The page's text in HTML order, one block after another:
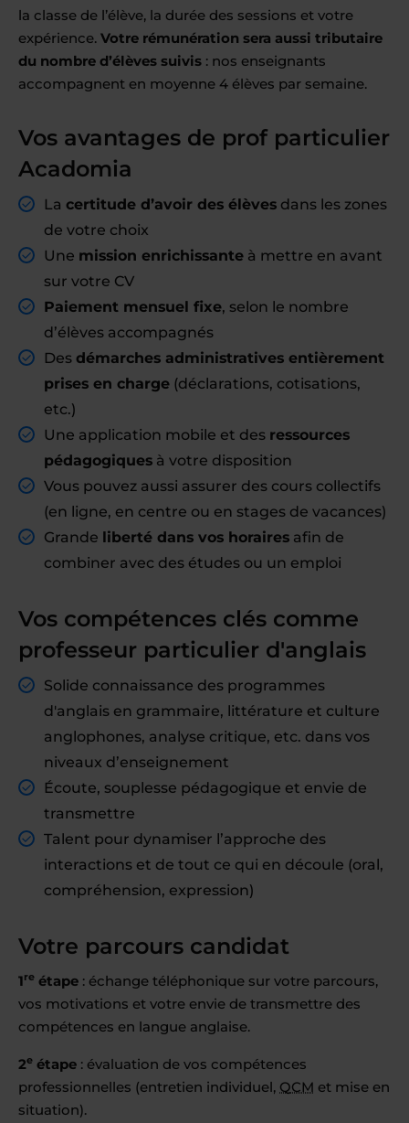
la classe de l’élève, la durée des sessions et votre
expérience. Votre rémunération sera aussi tributaire
du nombre d’élèves suivis : nos enseignants
accompagnent en moyenne 4 élèves par semaine.
Vos avantages de prof particulier
Acadomia
La certitude d’avoir des élèves dans les zones
de votre choix
Une mission enrichissante à mettre en avant
sur votre CV
Paiement mensuel fixe, selon le nombre
d’élèves accompagnés
Des démarches administratives entièrement
prises en charge (déclarations, cotisations,
etc.)
Une application mobile et des ressources
pédagogiques à votre disposition
Vous pouvez aussi assurer des cours collectifs
(en ligne, en centre ou en stages de vacances)
Grande liberté dans vos horaires afin de
combiner avec des études ou un emploi
Vos compétences clés comme
professeur particulier d'anglais
Solide connaissance des programmes
d'anglais en grammaire, littérature et culture
anglophones, analyse critique, etc. dans vos
niveaux d’enseignement
Écoute, souplesse pédagogique et envie de
transmettre
Talent pour dynamiser l’approche des
interactions et de tout ce qui en découle (oral,
compréhension, expression)
Votre parcours candidat
1re étape : échange téléphonique sur votre parcours,
vos motivations et votre envie de transmettre des
compétences en langue anglaise.
2e étape : évaluation de vos compétences
professionnelles (entretien individuel, QCM et mise en
situation).